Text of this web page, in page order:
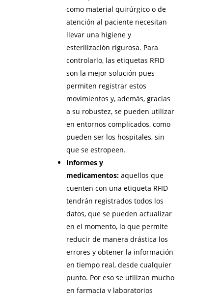
como material quirúrgico o de
atención al paciente necesitan
llevar una higiene y
esterilización rigurosa. Para
controlarlo, las etiquetas RFID
son la mejor solución pues
permiten registrar estos
movimientos y, además, gracias
a su robustez, se pueden utilizar
en entornos complicados, como
pueden ser los hospitales, sin
que se estropeen.
Informes y
medicamentos: aquellos que
cuenten con una etiqueta RFID
tendrán registrados todos los
datos, que se pueden actualizar
en el momento, lo que permite
reducir de manera drástica los
errores y obtener la información
en tiempo real, desde cualquier
punto. Por eso se utilizan mucho
en farmacia y laboratorios